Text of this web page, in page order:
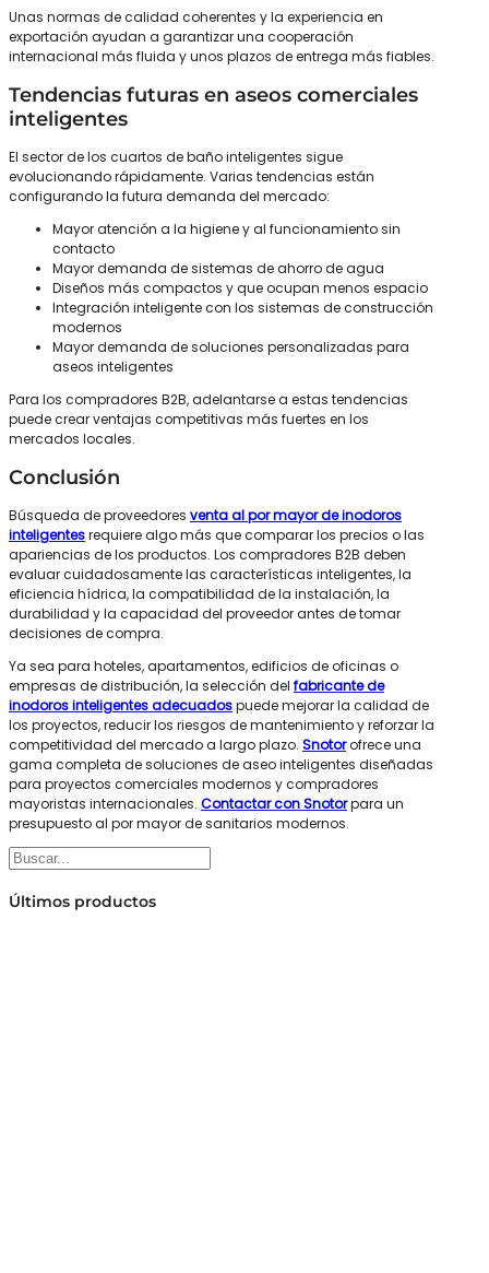
Unas normas de calidad coherentes y la experiencia en
exportación ayudan a garantizar una cooperación
internacional más fluida y unos plazos de entrega más fiables.
Tendencias futuras en aseos comerciales
inteligentes
El sector de los cuartos de baño inteligentes sigue
evolucionando rápidamente. Varias tendencias están
configurando la futura demanda del mercado:
Mayor atención a la higiene y al funcionamiento sin
contacto
Mayor demanda de sistemas de ahorro de agua
Diseños más compactos y que ocupan menos espacio
Integración inteligente con los sistemas de construcción
modernos
Mayor demanda de soluciones personalizadas para
aseos inteligentes
Para los compradores B2B, adelantarse a estas tendencias
puede crear ventajas competitivas más fuertes en los
mercados locales.
Conclusión
Búsqueda de proveedores venta al por mayor de inodoros
inteligentesrequiere algo más que comparar los precios o las
apariencias de los productos. Los compradores B2B deben
evaluar cuidadosamente las características inteligentes, la
eficiencia hídrica, la compatibilidad de la instalación, la
durabilidad y la capacidad del proveedor antes de tomar
decisiones de compra.
Ya sea para hoteles, apartamentos, edificios de oficinas o
empresas de distribución, la selección del fabricante de
inodoros inteligentes adecuadospuede mejorar la calidad de
los proyectos, reducir los riesgos de mantenimiento y reforzar la
competitividad del mercado a largo plazo. Snotorofrece una
gama completa de soluciones de aseo inteligentes diseñadas
para proyectos comerciales modernos y compradores
mayoristas internacionales. Contactar con Snotorpara un
presupuesto al por mayor de sanitarios modernos.
Buscar
Últimos productos